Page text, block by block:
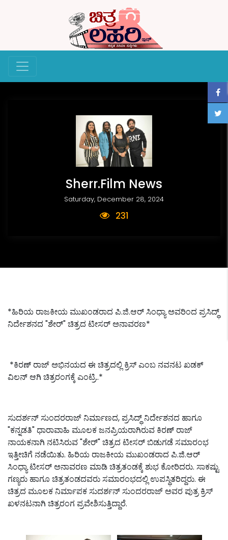
Sherr.Film News
Saturday, December 28, 2024
231
*ಹಿರಿಯ ರಾಜಕೀಯ ಮುಖಂಡರಾದ ಪಿ.ಜಿ.ಆರ್ ಸಿಂಧ್ಯಾ ಅವರಿಂದ ಪ್ರಸಿದ್ಧ್
ನಿರ್ದೇಶನದ "ಶೇರ್" ಚಿತ್ರದ ಟೀಸರ್ ಅನಾವರಣ*
*ಕಿರಣ್ ರಾಜ್ ಅಭಿನಯದ ಈ ಚಿತ್ರದಲ್ಲಿ ಕ್ರಿಸ್ ಎಂಬ ನವನಟ ಖಡಕ್
ವಿಲನ್ ಆಗಿ ಚಿತ್ರರಂಗಕ್ಕೆ ಎಂಟ್ರಿ..*
ಸುದರ್ಶನ್ ಸುಂದರರಾಜ್ ನಿರ್ಮಾಣದ, ಪ್ರಸಿದ್ಧ್ ನಿರ್ದೇಶನದ ಹಾಗೂ
"ಕನ್ನಡತಿ" ಧಾರಾವಾಹಿ ಮೂಲಕ ಜನಪ್ರಿಯರಾಗಿರುವ ಕಿರಣ್ ರಾಜ್
ನಾಯಕನಾಗಿ ನಟಿಸಿರುವ "ಶೇರ್" ಚಿತ್ರದ ಟೀಸರ್ ಬಿಡುಗಡೆ ಸಮಾರಂಭ
ಇತ್ತೀಚಿಗೆ ನಡೆಯಿತು. ಹಿರಿಯ ರಾಜಕೀಯ ಮುಖಂಡರಾದ ಪಿ.ಜಿ.ಆರ್
ಸಿಂಧ್ಯಾ ಟೀಸರ್ ಅನಾವರಣ ಮಾಡಿ ಚಿತ್ರತಂಡಕ್ಕೆ ಶುಭ ಕೋರಿದರು. ಸಾಕಷ್ಟು
ಗಣ್ಯರು ಹಾಗೂ ಚಿತ್ರತಂಡದವರು ಸಮಾರಂಭದಲ್ಲಿ ಉಪಸ್ಥಿತರಿದ್ದರು. ಈ
ಚಿತ್ರದ ಮೂಲಕ ನಿರ್ಮಾಪಕ ಸುದರ್ಶನ್ ಸುಂದರರಾಜ್ ಅವರ ಪುತ್ರ ಕ್ರಿಸ್
ಖಳನಟನಾಗಿ ಚಿತ್ರರಂಗ ಪ್ರವೇಶಿಸುತ್ತಿದ್ದಾರೆ‌.